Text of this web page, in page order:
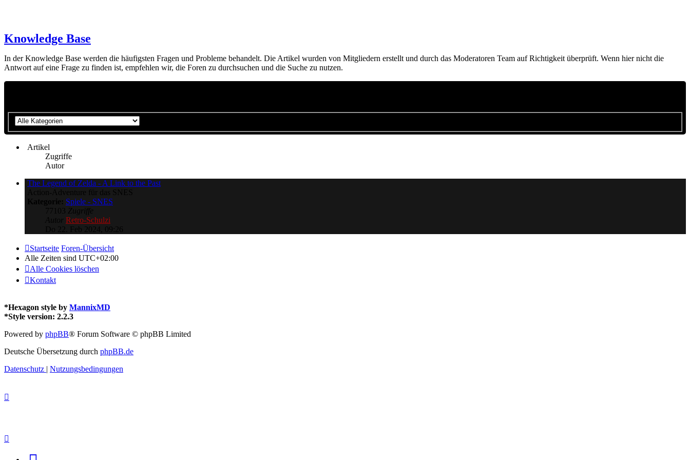
Knowledge Base
In der Knowledge Base werden die häufigsten Fragen und Probleme behandelt. Die Artikel wurden von Mitgliedern erstellt und durch das Moderatoren Team auf Richtigkeit überprüft. Wenn hier nicht die
Antwort auf eine Frage zu finden ist, empfehlen wir, die Foren zu durchsuchen und die Suche zu nutzen.
Artikel
Zugriffe
Autor
The Legend of Zelda - A Link to the Past
Spiele - SNES
Retro-Schulzi
Startseite Foren-Übersicht
Alle Zeiten sind UTC+02:00
Alle Cookies löschen
Kontakt
*Hexagon style by MannixMD
*Style version: 2.2.3
Powered by phpBB® Forum Software © phpBB Limited
Deutsche Übersetzung durch phpBB.de
Datenschutz | Nutzungsbedingungen